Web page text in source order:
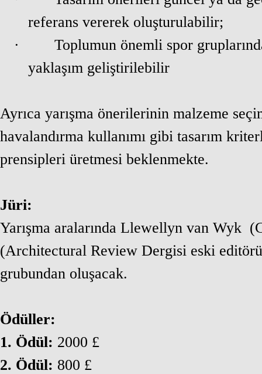
referans vererek oluşturulabilir;
·
Toplumun önemli spor
yaklaşım geliştirilebilir
Ayrıca yarışma önerilerinin malzeme
havalandırma kullanımı gibi tasarım
prensipleri üretmesi beklenmekte.
Jüri:
Yarışma aralarında Llewellyn van Wyk
(Architectural Review Dergisi eski
grubundan oluşacak.
Ödüller:
1. Ödül: 2000 £
2. Ödül: 800 £